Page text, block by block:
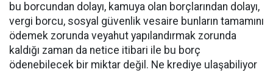
bu borcundan dolayı, kamuya olan borçlarından dolayı,
vergi borcu, sosyal güvenlik vesaire bunların tamamını
ödemek zorunda veyahut yapılandırmak zorunda
kaldığı zaman da netice itibari ile bu borç
ödenebilecek bir miktar değil. Ne krediye ulaşabiliyor